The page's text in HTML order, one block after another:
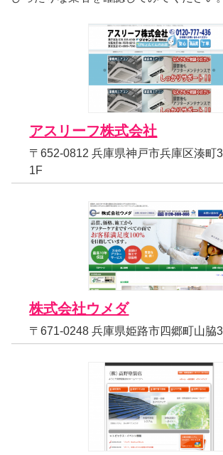
アスリーフ株式会社
〒652-0812 兵庫県神戸市兵庫区湊町
1F
株式会社ウメダ
〒671-0248 兵庫県姫路市四郷町山脇